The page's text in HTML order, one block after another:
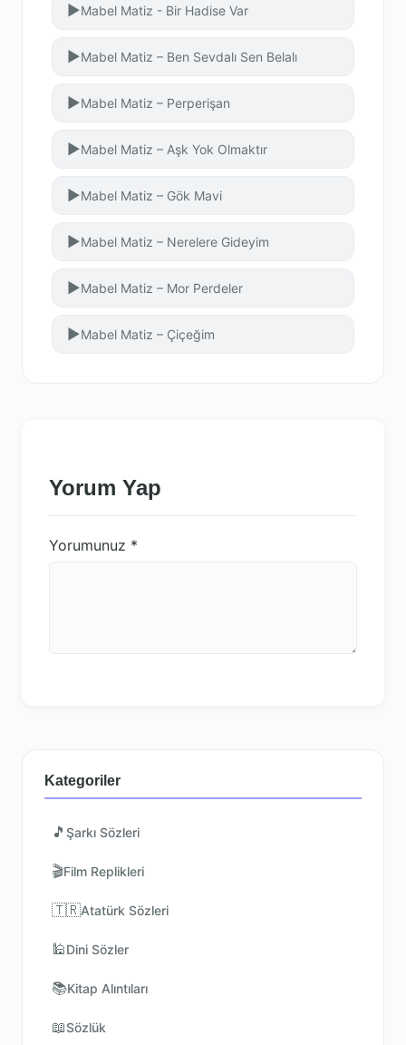
▶Mabel Matiz - Bir Hadise Var
▶Mabel Matiz – Ben Sevdalı Sen Belalı
▶Mabel Matiz – Perperişan
▶Mabel Matiz – Aşk Yok Olmaktır
▶Mabel Matiz – Gök Mavi
▶Mabel Matiz – Nerelere Gideyim
▶Mabel Matiz – Mor Perdeler
▶Mabel Matiz – Çiçeğim
Yorum Yap
Yorumunuz *
Kategoriler
🎵 Şarkı Sözleri
🎬Film Replikleri
🇹🇷Atatürk Sözleri
🕌Dini Sözler
📚Kitap Alıntıları
📖Sözlük